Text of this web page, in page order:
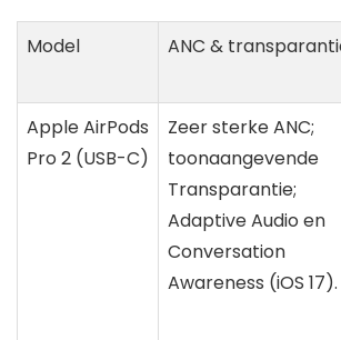
Model ANC &
Apple AirPods
Pro 2 (USB-C)
Zeer sterke ANC;
toonaangevende
Transparantie;
Adaptive Audio en
Conversation
Awareness (iOS 17).